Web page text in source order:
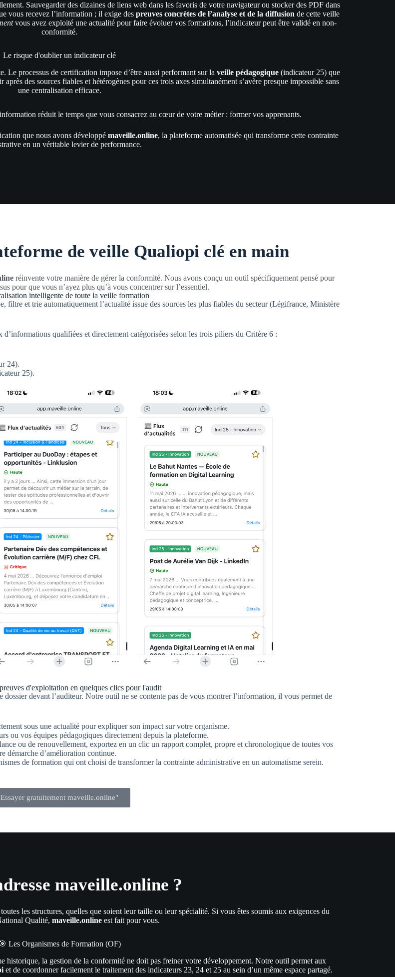
Sauvegarder des dizaines de liens web dans les favoris de votre navigateur ou stocker des PDF dans
vous recevez l’information ; il exige des preuves concrètes de l’analyse et de la diffusion de cette veille
vous avez exploité une actualité pour faire évoluer vos formations, l’indicateur peut être validé en non-
conformité.
Le risque d'oublier un indicateur clé
Le processus de certification impose d’être aussi performant sur la veille pédagogique (indicateur 25) que
des sources fiables et hétérogènes pour ces trois axes simultanément s’avère presque impossible sans
une centralisation efficace.
réduit le temps que vous consacrez au cœur de votre métier : former vos apprenants.
que nous avons développé maveille.online, la plateforme automatisée qui transforme cette contrainte
en un véritable levier de performance.
de veille Qualiopi clé en main
réinvente votre manière de gérer la conformité. Nous avons conçu un outil spécifiquement pensé pour
pour que vous n’ayez plus qu’à vous concentrer sur l’essentiel.
intelligente de toute la veille formation
filtre et trie automatiquement l’actualité issue des sources les plus fiables du secteur (Légifrance, Ministère
qualifiées et directement catégorisées selon les trois piliers du Critère 6 :
24).
25).
d'exploitation en quelques clics pour l'audit
devant l’auditeur. Notre outil ne se contente pas de vous montrer l’information, il vous permet de
sous une actualité pour expliquer son impact sur votre organisme.
ou vos équipes pédagogiques directement depuis la plateforme.
ou de renouvellement, exportez en un clic un rapport complet, propre et chronologique de toutes vos
démarche d’amélioration continue.
de formation qui ont choisi de transformer la contrainte administrative en un automatisme serein.
Essayer gratuitement maveille.online"
maveille.online ?
toutes les structures, quelles que soient leur taille ou leur spécialité. Si vous êtes soumis aux exigences du
Qualité, maveille.onlineest fait pour vous.
🎯 Les Organismes de Formation (OF)
historique, la gestion de la conformité ne doit pas freiner votre développement. Notre outil permet aux
et de coordonner facilement le traitement des indicateurs 23, 24 et 25 au sein d’un même espace partagé.